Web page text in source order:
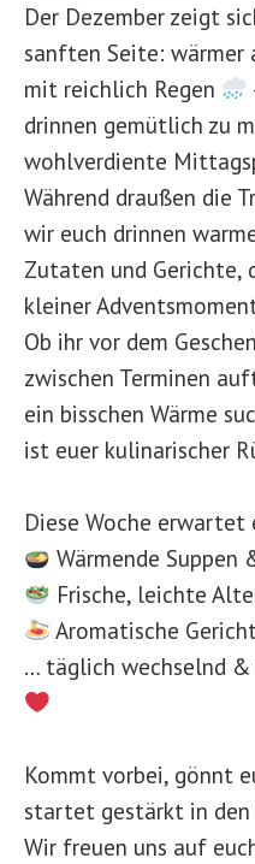
Der Dezember zeigt
sanften Seite:
mit reichlich Regen
drinnen gemütlich zu
wohlverdiente
Während draußen die
wir euch drinnen
Zutaten und Gerichte,
kleiner
Ob ihr vor dem
zwischen Terminen
ein bisschen Wärme
ist euer kulinarischer
Diese Woche erwartet
Wärmende
Frische, leichte
Aromatische
… täglich wechselnd
Kommt vorbei, gönnt
startet gestärkt in
Wir freuen uns auf